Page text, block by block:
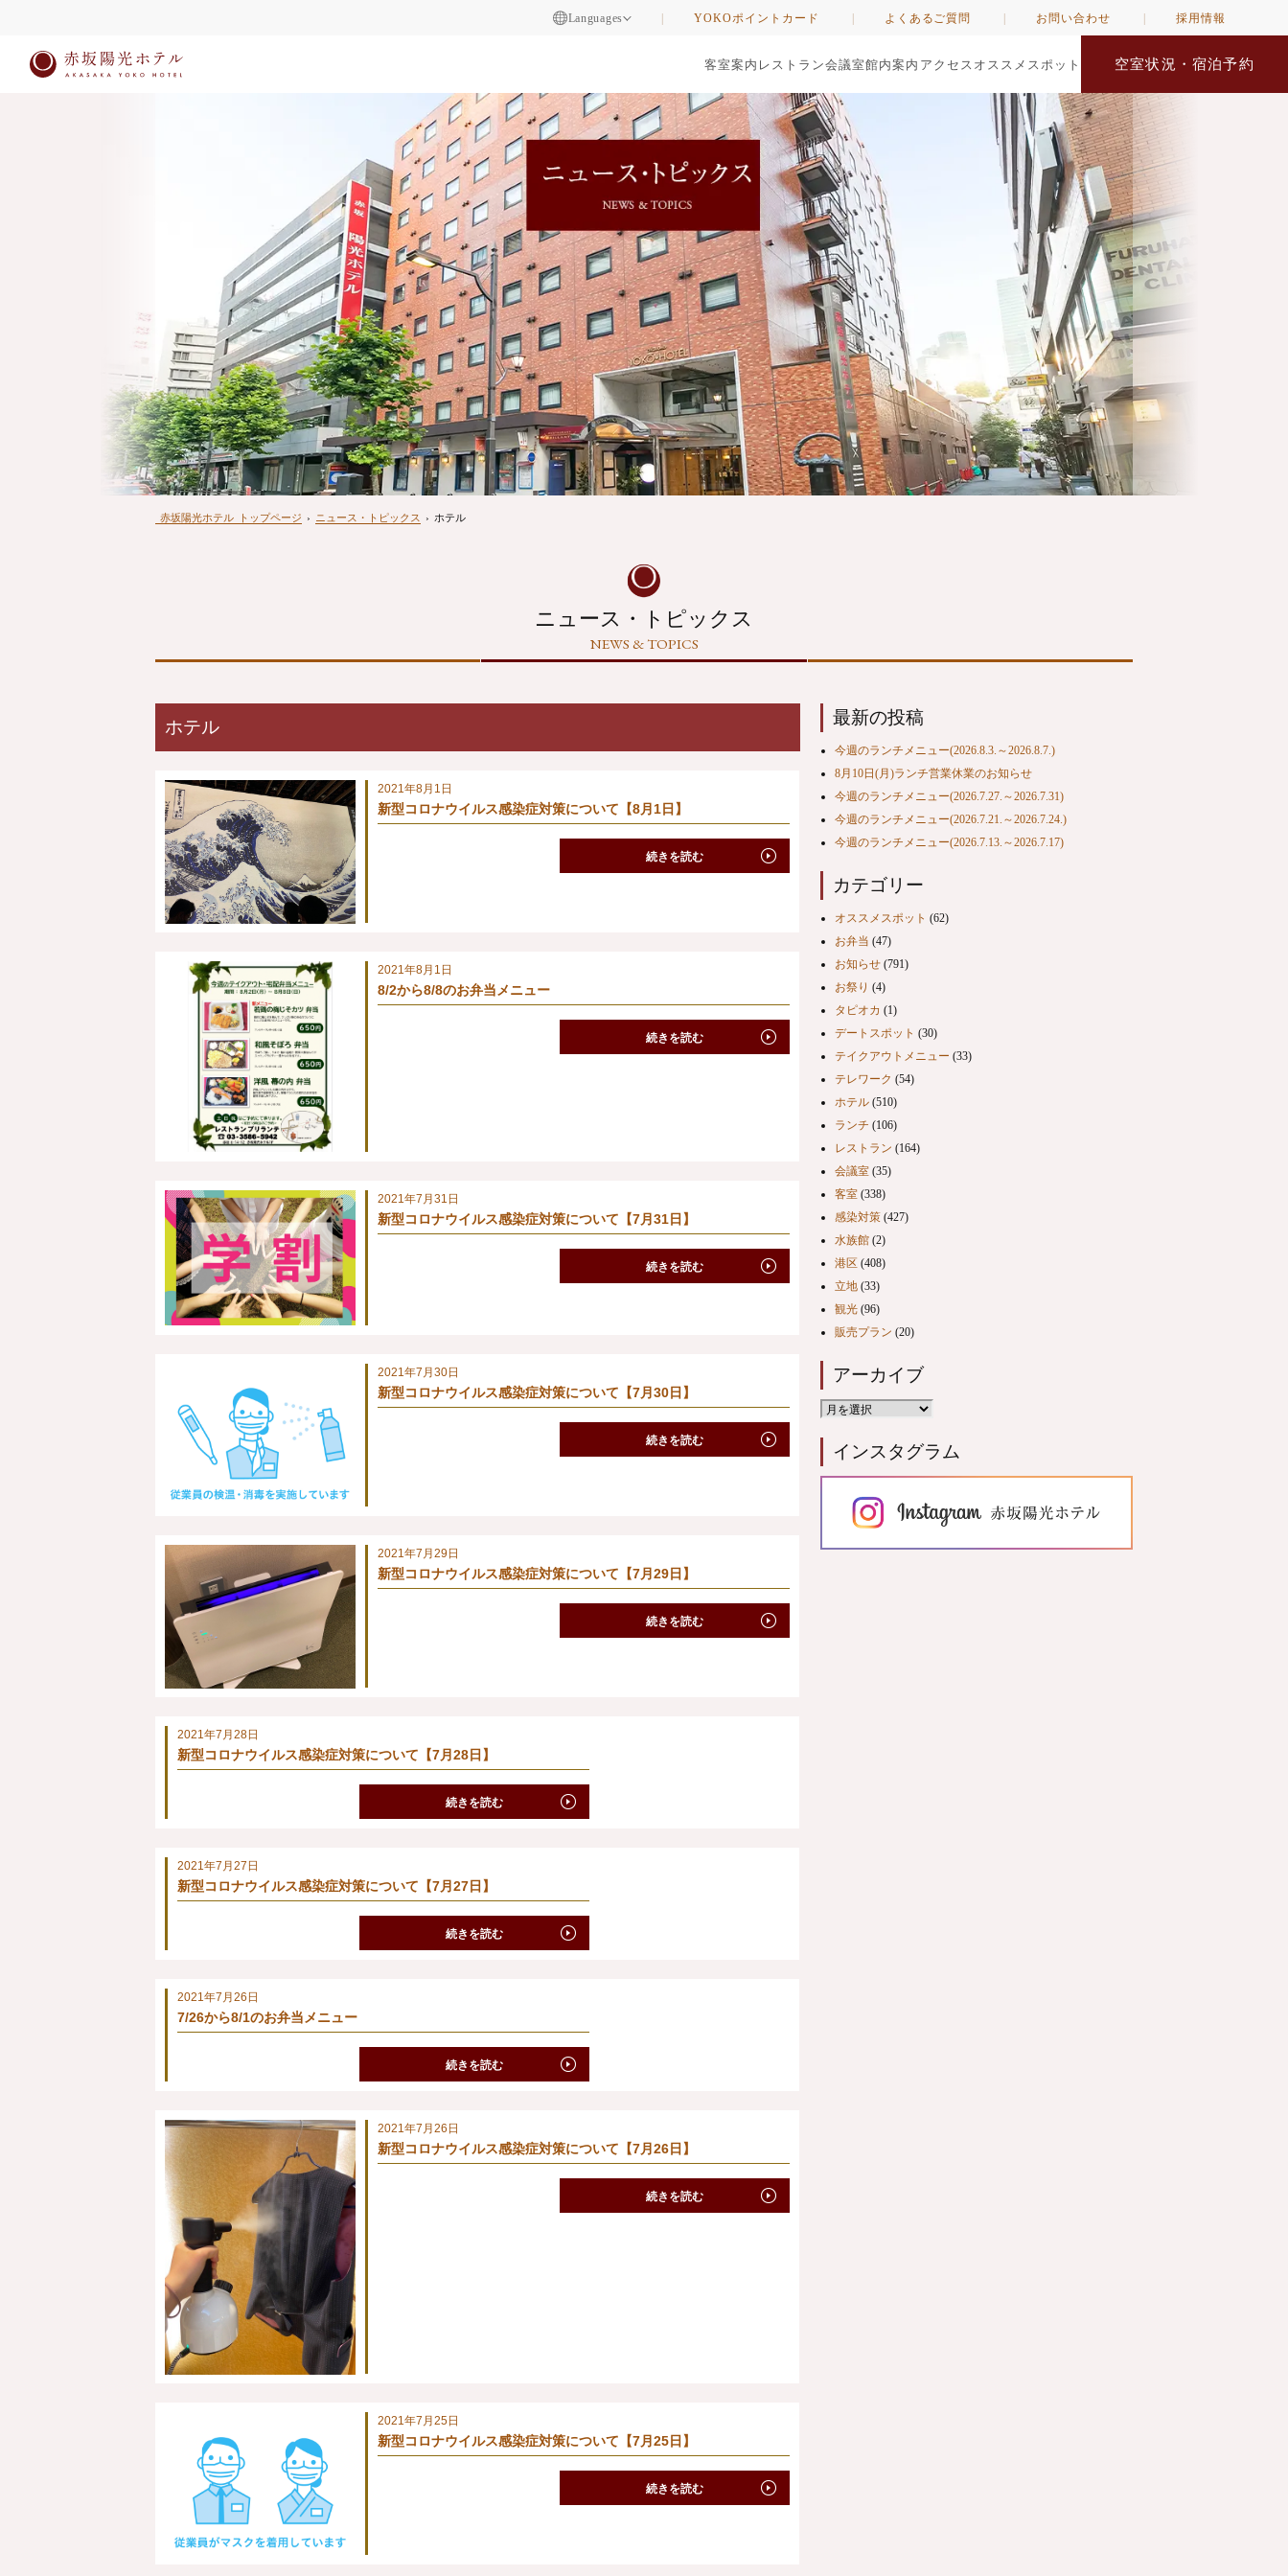
Languages YOKOポイントカード よくあるご質問 お問い合わせ 採用情報
客室案内 レストラン会議室館内案内 アクセス オススメスポット 空室状況・宿泊予約
赤坂陽光ホテル トップページ › ニュース・トピックス › ホテル
ニュース・トピックス
NEWS & TOPICS
ホテル
2021年8月1日
新型コロナウイルス感染症対策について【8月1日】
続きを読む
2021年8月1日
8/2から8/8のお弁当メニュー
続きを読む
2021年7月31日
新型コロナウイルス感染症対策について【7月31日】
続きを読む
2021年7月30日
新型コロナウイルス感染症対策について【7月30日】
続きを読む
2021年7月29日
新型コロナウイルス感染症対策について【7月29日】
続きを読む
2021年7月28日
新型コロナウイルス感染症対策について【7月28日】
続きを読む
2021年7月27日
新型コロナウイルス感染症対策について【7月27日】
続きを読む
2021年7月26日
7/26から8/1のお弁当メニュー
続きを読む
2021年7月26日
新型コロナウイルス感染症対策について【7月26日】
続きを読む
2021年7月25日
新型コロナウイルス感染症対策について【7月25日】
続きを読む
最新の投稿
今週のランチメニュー(2026.8.3.～2026.8.7.)
8月10日(月)ランチ営業休業のお知らせ
今週のランチメニュー(2026.7.27.～2026.7.31)
今週のランチメニュー(2026.7.21.～2026.7.24.)
今週のランチメニュー(2026.7.13.～2026.7.17)
カテゴリー
オススメスポット (62)
お弁当 (47)
お知らせ (791)
お祭り (4)
タピオカ (1)
デートスポット (30)
テイクアウトメニュー (33)
テレワーク (54)
ホテル (510)
ランチ (106)
レストラン (164)
会議室 (35)
客室 (338)
感染対策 (427)
水族館 (2)
港区 (408)
立地 (33)
観光 (96)
販売プラン (20)
アーカイブ
インスタグラム